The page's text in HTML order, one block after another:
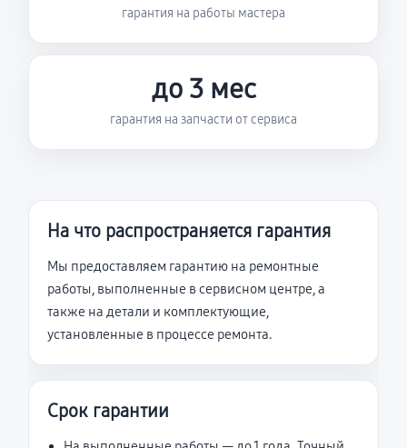
гарантия на работы мастера
до 3 мес
гарантия на запчасти от сервиса
На что распространяется гарантия
Мы предоставляем гарантию на ремонтные
работы, выполненные в сервисном центре, а
также на детали и комплектующие,
установленные в процессе ремонта.
Срок гарантии